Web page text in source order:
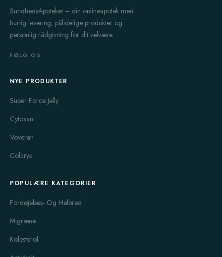
SundhedsApoteket – din onlineapotek med
hurtig levering, pålidelige produkter og
personlig rådgivning for dit velvære.
FØLG OS
NYE PRODUKTER
Super Force Jelly
Cytoxan
Voveran
Colcrys
POPULÆRE KATEGORIER
Fordøjelses- Og Helbred
Migræne
Kolesterol